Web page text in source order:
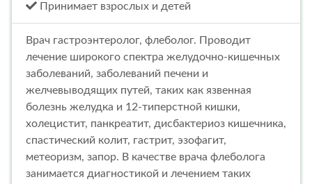
Принимает взрослых и детей
Врач гастроэнтеролог, флеболог. Проводит
лечение широкого спектра желудочно-кишечных
заболеваний, заболеваний печени и
желчевыводящих путей, таких как язвенная
болезнь желудка и 12-типерстной кишки,
холецистит, панкреатит, дисбактериоз кишечника,
спастический колит, гастрит, эзофагит,
метеоризм, запор. В качестве врача флеболога
занимается диагностикой и лечением таких